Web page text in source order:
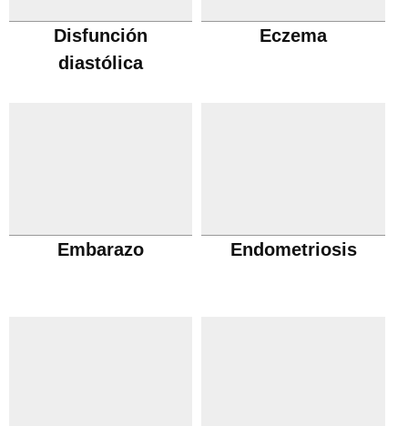
Disfunción
diastólica
Eczema
Embarazo Endometriosis